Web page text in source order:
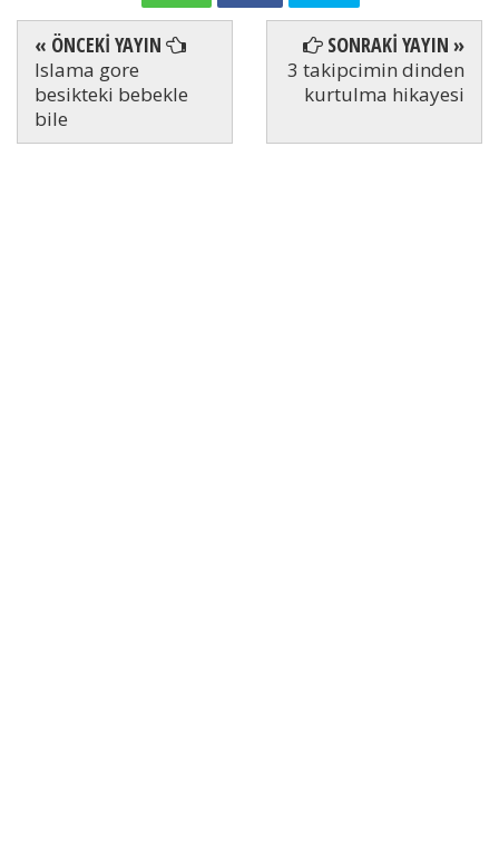
« ÖNCEKİ YAYIN
Islama gore
besikteki bebekle
bile
SONRAKİ YAYIN »
3 takipcimin dinden
kurtulma hikayesi